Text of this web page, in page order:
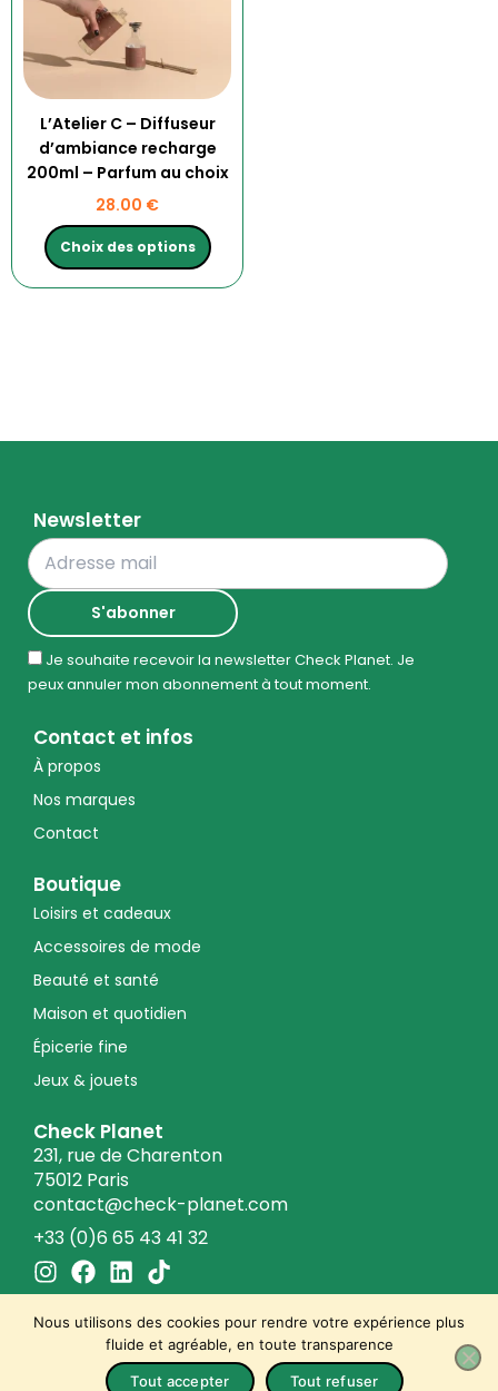
L’Atelier C – Diffuseur
d’ambiance recharge
200ml – Parfum au choix
28.00 €
Choix des options
Les
options
peuvent
choisies
sur
la
page
du
produit
Check Planet
231, rue de Charenton
75012 Paris
contact@check-planet.com
+33 (0)6 65 43 41 32
I
n
s
F
a
c
L
i
n
k
e
T
i
k
t
o
Boutique
Loisirs et cadeaux
Accessoires de mode
Beauté et santé
Maison et quotidien
Épicerie fine
Jeux & jouets
Contact et infos
À propos
Nos marques
Contact
Newsletter
Je souhaite recevoir la newsletter Check Planet. Je
peux annuler mon abonnement à tout moment.
© 2026 Check Planet
Conditions générales de vente
Nous utilisons des cookies pour rendre votre expérience plus
fluide et agréable, en toute transparence
Tout accepter Tout refuser